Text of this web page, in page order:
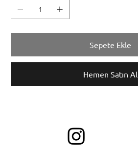
Sepete Ekle
Hemen Satın Al